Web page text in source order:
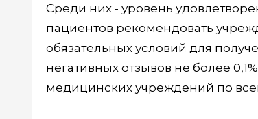
Среди них - уровень
пациентов рекомендовать
обязательных условий для
негативных отзывов не более
медицинских учреждений по